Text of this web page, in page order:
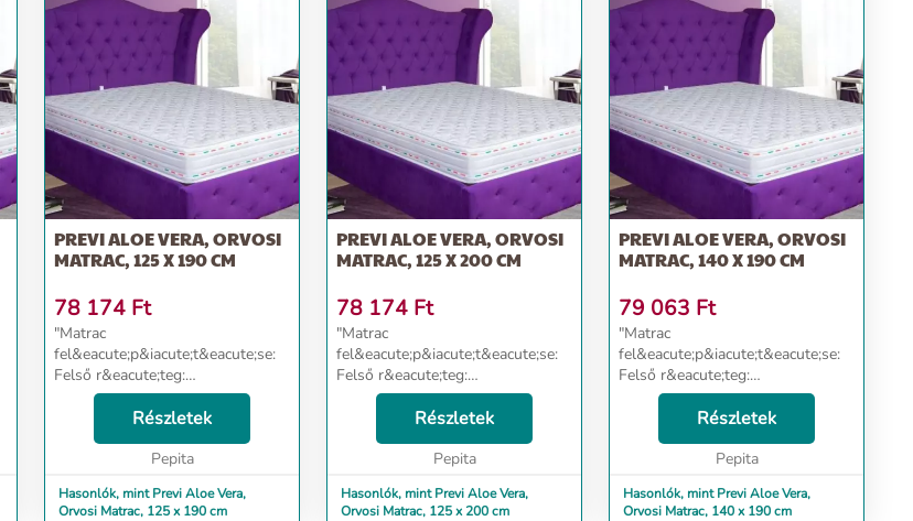
PREVI ALOE VERA, ORVOSI
MATRAC, 125 X 190 CM
78 174 Ft
"Matrac
fel&eacute;p&iacute;t&eacute;se:
Felső r&eacute;teg:
Poliuret&aacute;n hab 14 cm HD-
Nagy Ellen&aacute;ll&oacute;
k&eacute;pess&eacute;g
(sűrűs&eacute;g 38 kg / mc)
Részletek
Pepita
Hasonlók, mint Previ Aloe Vera,
Orvosi Matrac, 125 x 190 cm
PREVI ALOE VERA, ORVOSI
MATRAC, 125 X 200 CM
78 174 Ft
"Matrac
fel&eacute;p&iacute;t&eacute;se:
Felső r&eacute;teg:
Poliuret&aacute;n hab 14 cm HD-
Nagy Ellen&aacute;ll&oacute;
k&eacute;pess&eacute;g
(sűrűs&eacute;g 38 kg / mc)
Részletek
Pepita
Hasonlók, mint Previ Aloe Vera,
Orvosi Matrac, 125 x 200 cm
PREVI ALOE VERA, ORVOSI
MATRAC, 140 X 190 CM
79 063 Ft
"Matrac
fel&eacute;p&iacute;t&eacute;se:
Felső r&eacute;teg:
Poliuret&aacute;n hab 14 cm HD-
Nagy Ellen&aacute;ll&oacute;
k&eacute;pess&eacute;g
(sűrűs&eacute;g 38 kg / mc)
Részletek
Pepita
Hasonlók, mint Previ Aloe Vera,
Orvosi Matrac, 140 x 190 cm